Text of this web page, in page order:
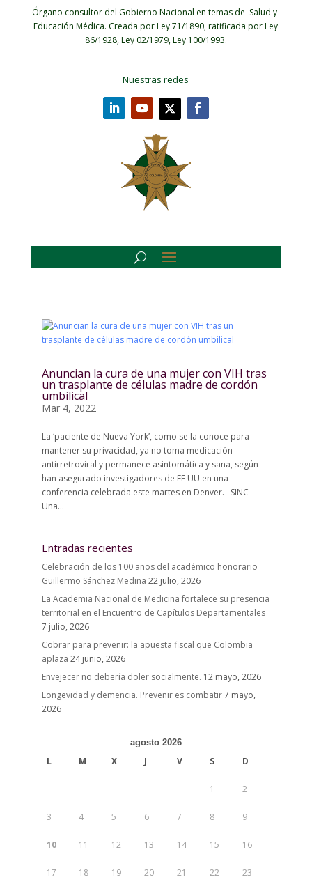
Órgano consultor del Gobierno Nacional en temas de Salud y
Educación Médica. Creada por Ley 71/1890, ratificada por Ley
86/1928, Ley 02/1979, Ley 100/1993.
Nuestras redes
Anuncian la cura de una mujer con VIH tras
un trasplante de células madre de cordón
umbilical
Mar 4, 2022
La ‘paciente de Nueva York’, como se la conoce para
mantener su privacidad, ya no toma medicación
antirretroviral y permanece asintomática y sana, según
han asegurado investigadores de EE UU en una
conferencia celebrada este martes en Denver. SINC
Una...
Entradas recientes
Celebración de los 100 años del académico honorario
Guillermo Sánchez Medina 22 julio, 2026
La Academia Nacional de Medicina fortalece su presencia
territorial en el Encuentro de Capítulos Departamentales
7 julio, 2026
Cobrar para prevenir: la apuesta fiscal que Colombia
aplaza 24 junio, 2026
Envejecer no debería doler socialmente. 12 mayo, 2026
Longevidad y demencia. Prevenir es combatir7 mayo,
2026
agosto 2026
L M X J V S D
1 2
3 4 5 6 7 8 9
10 11 12 13 14 15 16
17 18 19 20 21 22 23